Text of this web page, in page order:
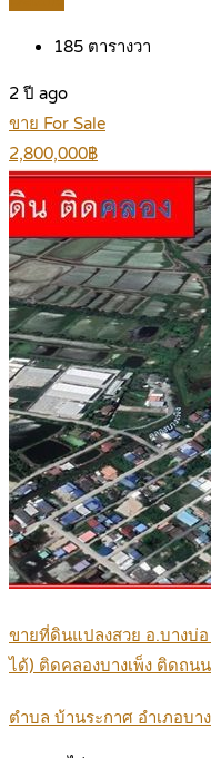
185 ตารางวา
2 ปี ago
ขาย For Sale
2,800,000฿
ขายที่ดินแปลงสวย อ.บางบ่
ได้) ติดคลองบางเพ็ง ติดถน
ตำบล บ้านระกาศ อำเภอบา